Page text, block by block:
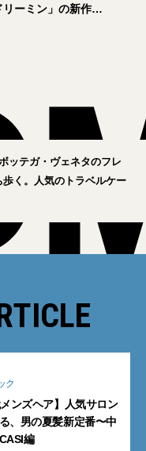
リーミン」の新作シ
ボッテガ・ヴェネタのフレ
く。人気のトラベルケー
ク
メンズヘア】人気サロン
、男の夏髪新定番〜中
編